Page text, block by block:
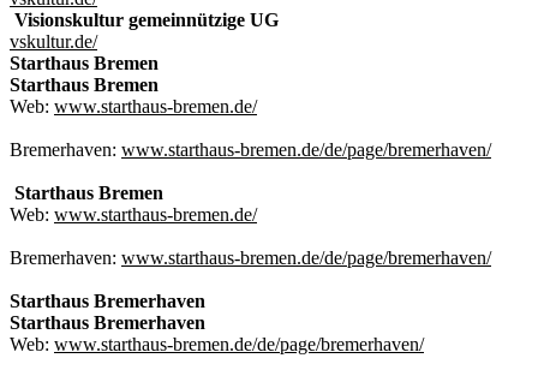
Visionskultur gemeinnützige UG
vskultur.de/
Starthaus Bremen
Starthaus Bremen
Web: www.starthaus-bremen.de/
Bremerhaven: www.starthaus-bremen.de/de/page/bremerhaven/
Starthaus Bremen
Web: www.starthaus-bremen.de/
Bremerhaven: www.starthaus-bremen.de/de/page/bremerhaven/
Starthaus Bremerhaven
Starthaus Bremerhaven
Web: www.starthaus-bremen.de/de/page/bremerhaven/